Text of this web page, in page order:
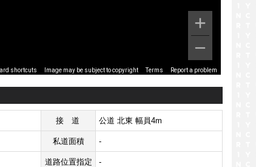
shortcuts Image may be subject to copyright Terms Report a problem
接道 公道 北東 幅員4m
私道面積 -
道路位置指定 -